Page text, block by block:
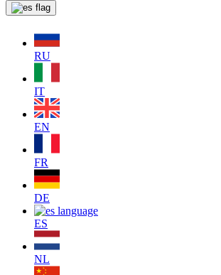
RU
IT
EN
FR
DE
ES
NL